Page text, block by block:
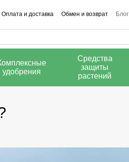
Оплата и доставка Обмен и возврат Блог
удобрения
Средства
защиты
растений